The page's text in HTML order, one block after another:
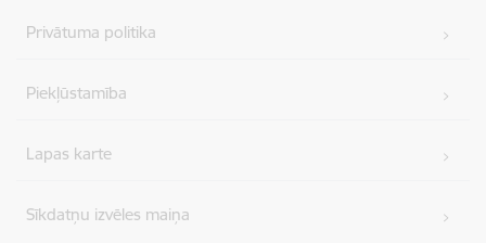
Privātuma politika
Piekļūstamība
Lapas karte
Sīkdatņu izvēles maiņa